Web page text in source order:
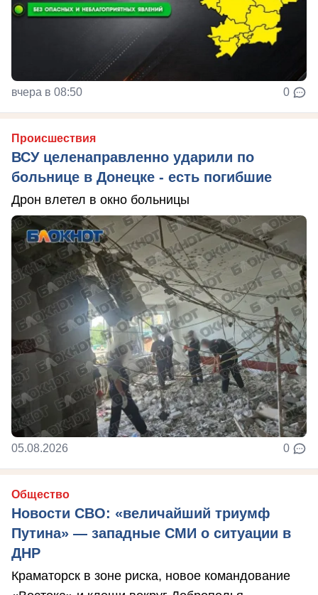
вчера в 08:50 0
Происшествия
ВСУ целенаправленно ударили по
больнице в Донецке - есть погибшие
Дрон влетел в окно больницы
05.08.2026 0
Общество
Новости СВО: «величайший триумф
Путина» — западные СМИ о ситуации в
ДНР
Краматорск в зоне риска, новое командование